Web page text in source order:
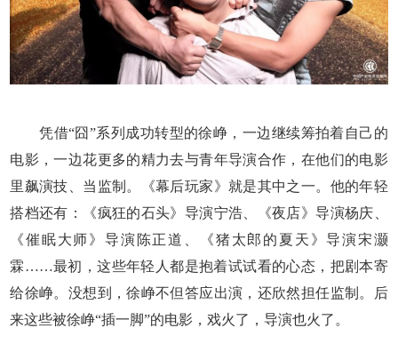
凭借“囧”系列成功转型的徐峥，一边继续筹拍着自己的
电影，一边花更多的精力去与青年导演合作，在他们的电影
里飙演技、当监制。《幕后玩家》就是其中之一。他的年轻
搭档还有：《疯狂的石头》导演宁浩、《夜店》导演杨庆、
《催眠大师》导演陈正道、《猪太郎的夏天》导演宋灏
霖……最初，这些年轻人都是抱着试试看的心态，把剧本寄
给徐峥。没想到，徐峥不但答应出演，还欣然担任监制。后
来这些被徐峥“插一脚”的电影，戏火了，导演也火了。